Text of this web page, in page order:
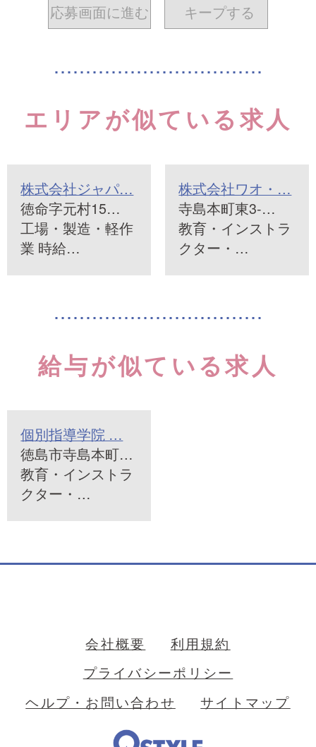
応募画面に進む キープする
エリアが似ている求人
株式会社ジャパ…
徳命字元村15…
工場・製造・軽作
業 時給…
株式会社ワオ・…
寺島本町東3-…
教育・インストラ
クター・…
給与が似ている求人
個別指導学院 …
徳島市寺島本町…
教育・インストラ
クター・…
会社概要
利用規約
プライバシーポリシー
ヘルプ・お問い合わせ
サイトマップ